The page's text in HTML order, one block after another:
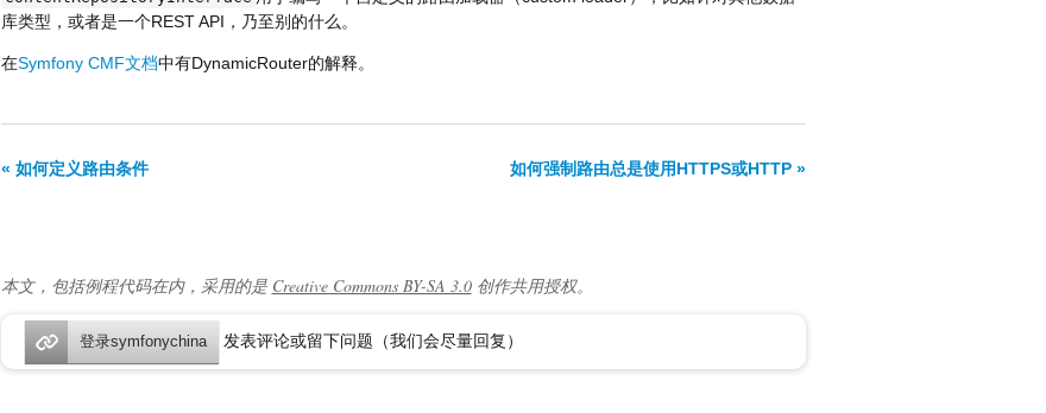
库类型，或者是一个REST API，乃至别的什么。
在Symfony CMF文档中有DynamicRouter的解释。
« 如何定义路由条件 如何强制路由总是使用HTTPS或HTTP »
本文，包括例程代码在内，采用的是 Creative Commons BY-SA 3.0创作共用授权。
登录symfonychina 发表评论或留下问题（我们会尽量回复）